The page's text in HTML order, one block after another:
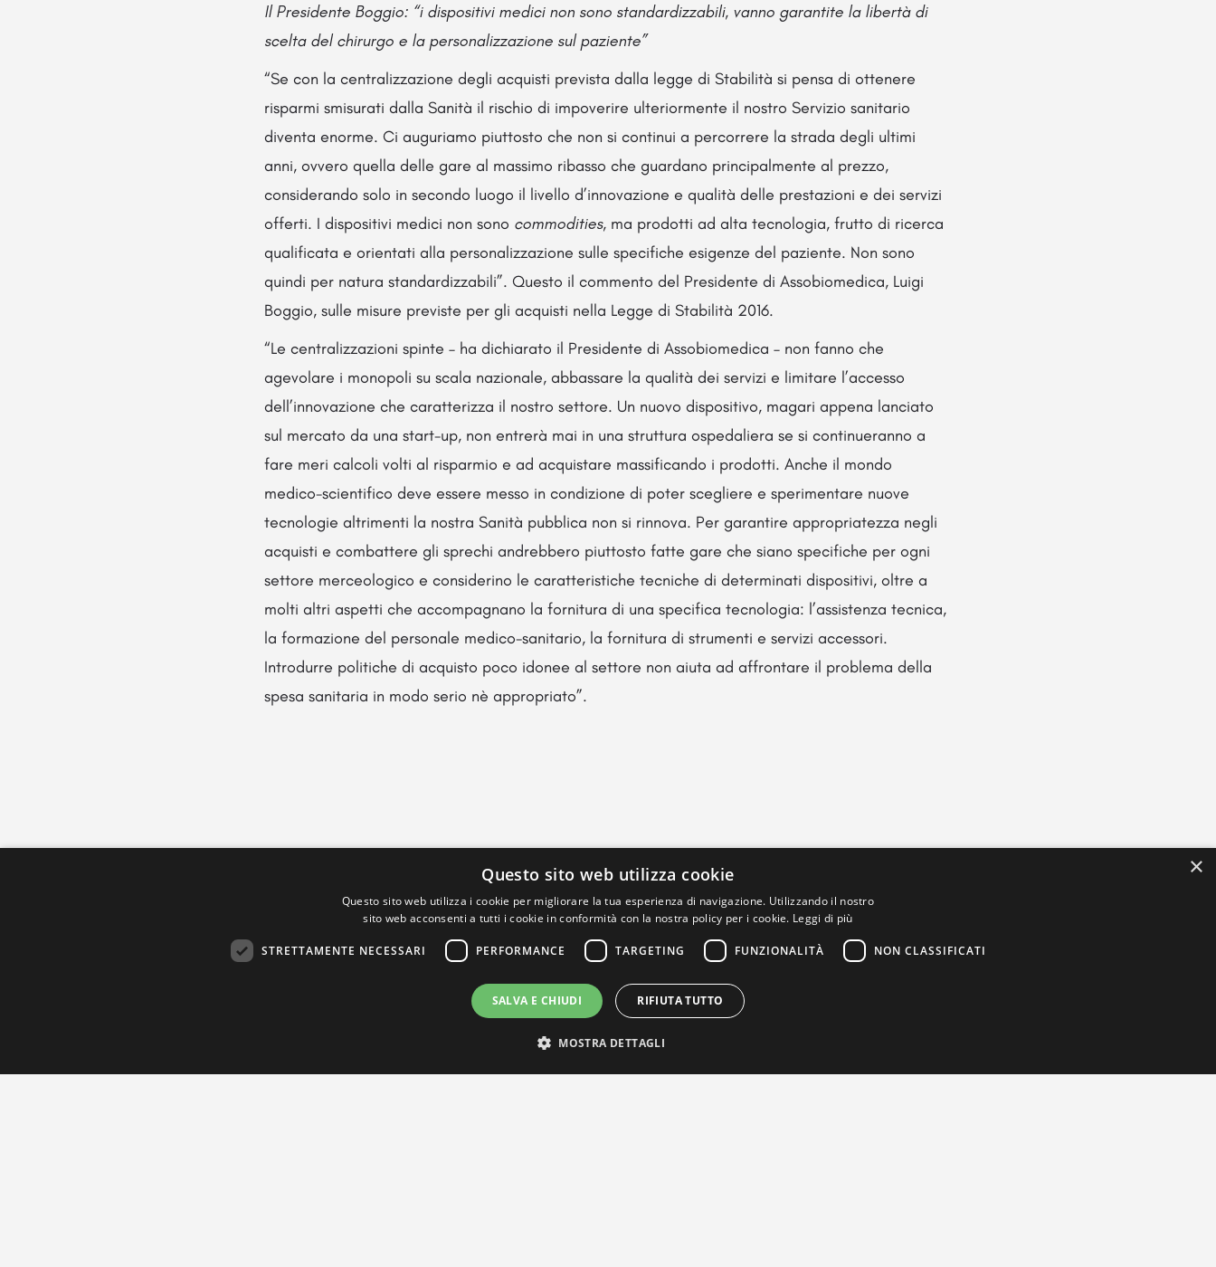
Il Presidente Boggio: “i dispositivi medici non sono standardizzabili, vanno garantite la libertà di
scelta del chirurgo e la personalizzazione sul paziente”
“Se con la centralizzazione degli acquisti prevista dalla legge di Stabilità si pensa di ottenere
risparmi smisurati dalla Sanità il rischio di impoverire ulteriormente il nostro Servizio sanitario
diventa enorme. Ci auguriamo piuttosto che non si continui a percorrere la strada degli ultimi
anni, ovvero quella delle gare al massimo ribasso che guardano principalmente al prezzo,
considerando solo in secondo luogo il livello d’innovazione e qualità delle prestazioni e dei servizi
offerti. I dispositivi medici non sono commodities, ma prodotti ad alta tecnologia, frutto di ricerca
qualificata e orientati alla personalizzazione sulle specifiche esigenze del paziente. Non sono
quindi per natura standardizzabili”. Questo il commento del Presidente di Assobiomedica, Luigi
Boggio, sulle misure previste per gli acquisti nella Legge di Stabilità 2016.
“Le centralizzazioni spinte – ha dichiarato il Presidente di Assobiomedica – non fanno che
agevolare i monopoli su scala nazionale, abbassare la qualità dei servizi e limitare l’accesso
dell’innovazione che caratterizza il nostro settore. Un nuovo dispositivo, magari appena lanciato
sul mercato da una start-up, non entrerà mai in una struttura ospedaliera se si continueranno a
fare meri calcoli volti al risparmio e ad acquistare massificando i prodotti. Anche il mondo
medico-scientifico deve essere messo in condizione di poter scegliere e sperimentare nuove
tecnologie altrimenti la nostra Sanità pubblica non si rinnova. Per garantire appropriatezza negli
acquisti e combattere gli sprechi andrebbero piuttosto fatte gare che siano specifiche per ogni
settore merceologico e considerino le caratteristiche tecniche di determinati dispositivi, oltre a
molti altri aspetti che accompagnano la fornitura di una specifica tecnologia: l’assistenza tecnica,
la formazione del personale medico-sanitario, la fornitura di strumenti e servizi accessori.
Introdurre politiche di acquisto poco idonee al settore non aiuta ad affrontare il problema della
spesa sanitaria in modo serio nè appropriato”.
×
Questo sito web utilizza cookie
Questo sito web utilizza i cookie per migliorare la tua esperienza di navigazione. Utilizzando il nostro
sito web acconsenti a tutti i cookie in conformità con la nostra policy per i cookie. Leggi di più
STRETTAMENTE NECESSARI PERFORMANCE TARGETING FUNZIONALITÀ NON CLASSIFICATI
SALVA E CHIUDI RIFIUTA TUTTO
MOSTRA DETTAGLI